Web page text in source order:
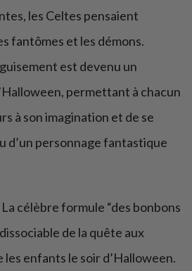
les Celtes pensaient
fantômes et les démons.
est devenu un
permettant à chacun
à son imagination et de se
d’un personnage fantastique
La célèbre formule “des bonbons
de la quête aux
les enfants le soir d’Halloween.